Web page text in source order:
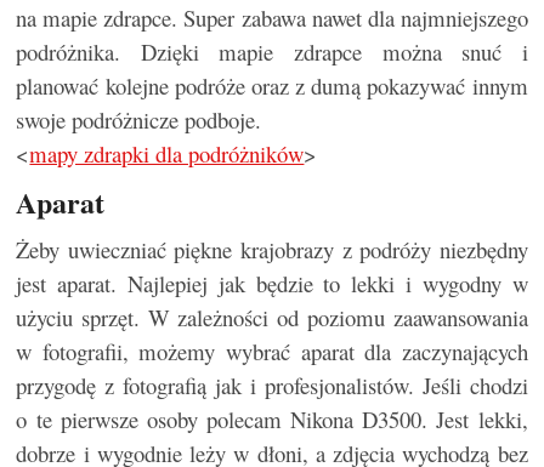
na mapie zdrapce. Super zabawa nawet dla najmniejszego
podróżnika. Dzięki mapie zdrapce można snuć i
planować kolejne podróże oraz z dumą pokazywać innym
swoje podróżnicze podboje.
<mapy zdrapki dla podróżników>
Aparat
Żeby uwieczniać piękne krajobrazy z podróży niezbędny
jest aparat. Najlepiej jak będzie to lekki i wygodny w
użyciu sprzęt. W zależności od poziomu zaawansowania
w fotografii, możemy wybrać aparat dla zaczynających
przygodę z fotografią jak i profesjonalistów. Jeśli chodzi
o te pierwsze osoby polecam Nikona D3500. Jest lekki,
dobrze i wygodnie leży w dłoni, a zdjęcia wychodzą bez